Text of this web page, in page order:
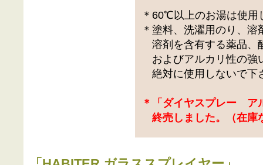
＊60℃以上のお湯は使用
＊塗料、洗濯用のり、
溶剤を含有する薬品、
およびアルカリ性の強
絶対に使用しないで下
＊「ダイヤスプレー ア
終売しました。（在庫